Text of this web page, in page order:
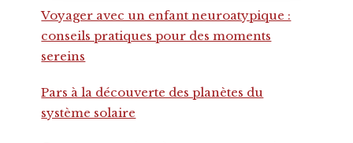
Voyager avec un enfant neuroatypique :
conseils pratiques pour des moments
sereins
Pars à la découverte des planètes du
système solaire